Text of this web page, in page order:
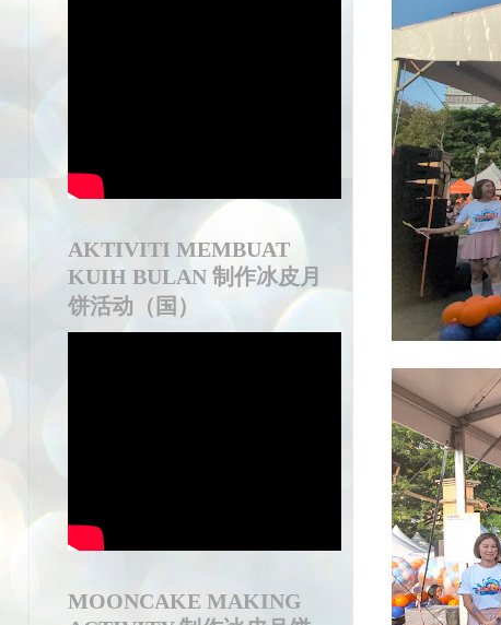
AKTIVITI MEMBUAT
KUIH BULAN 制作冰皮月
饼活动（国）
MOONCAKE MAKING